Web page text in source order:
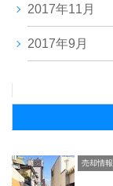
2017年11月
2017年9月
売却情報